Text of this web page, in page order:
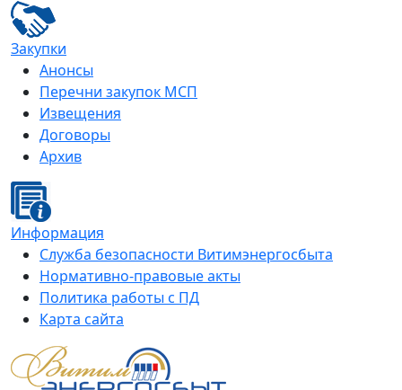
Закупки
Анонсы
Перечни закупок МСП
Извещения
Договоры
Архив
Информация
Служба безопасности Витимэнергосбыта
Нормативно-правовые акты
Политика работы с ПД
Карта сайта